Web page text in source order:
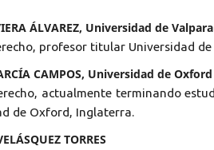
ÁLVAREZ, Universidad de
profesor titular Universidad
CAMPOS, Universidad de Oxford
actualmente terminando
de Oxford, Inglaterra.
TORRES